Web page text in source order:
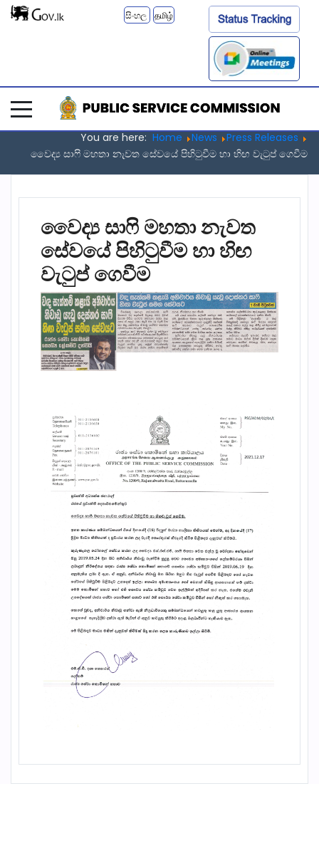
සිංහල தமிழ்
You are here: Home News
Press Releases
වෛද්‍ය සාෆි මහතා නැවත සේවයේ පිහිටුවීම හා හිඟ වැටුප් ගෙවීම
වෛද්‍ය සාෆි මහතා නැවත
සේවයේ පිහිටුවීම හා හිඟ
වැටුප් ගෙවීම